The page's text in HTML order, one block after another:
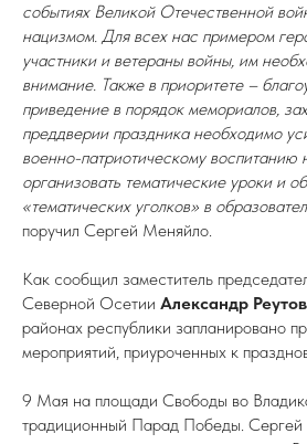
событиях Великой Отечественной
нацизмом. Для всех нас примером
участники и ветераны войны, им
внимание. Также в приоритете –
приведение в порядок мемориалов,
преддверии праздника необходимо
военно-патриотическому
организовать тематические уроки и
«тематических уголков» в
поручил Сергей Меняйло.
Как сообщил заместитель
Северной Осетии Александр Реутов
районах республики запланировано
мероприятий, приуроченных к
9 Мая на площади Свободы во
традиционный Парад Победы. Сергей